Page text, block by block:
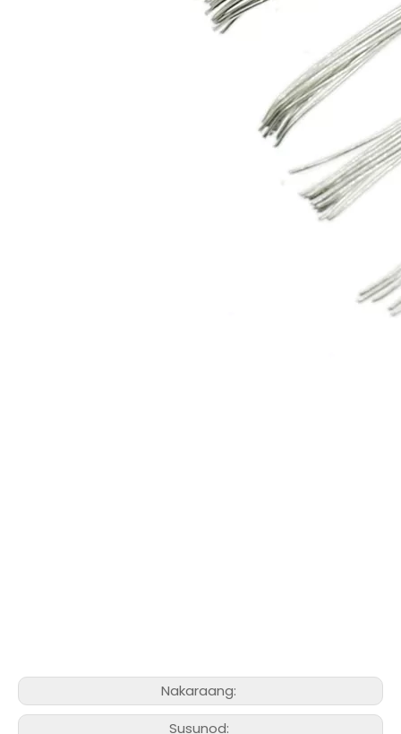
Nakaraang:
Susunod: